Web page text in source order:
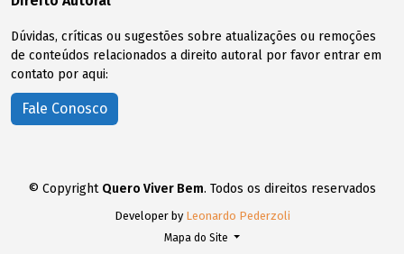
Dúvidas, críticas ou sugestões sobre atualizações ou remoções
de conteúdos relacionados a direito autoral por favor entrar em
contato por aqui:
Fale Conosco
© Copyright Quero Viver Bem. Todos os direitos reservados
Developer by Leonardo Pederzoli
Mapa do Site